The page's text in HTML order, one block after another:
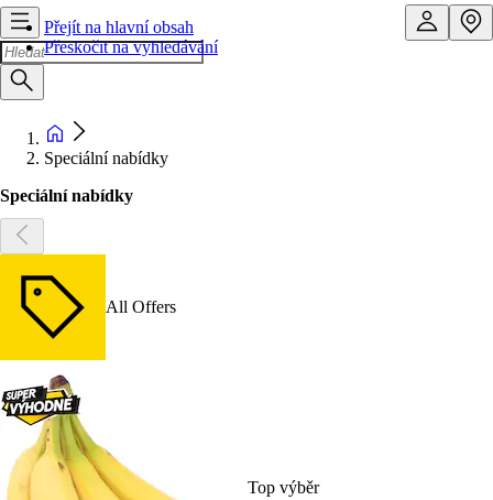
Přejít na hlavní obsah
Přeskočit na vyhledávání
Speciální nabídky
Speciální nabídky
All Offers
Top výběr